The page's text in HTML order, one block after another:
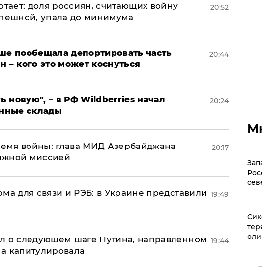
доля россиян, считающих войну
упала до минимума
20:52
пообещала депортировать часть
– кого это может коснуться
20:44
новую", – в РФ Wildberries начал
склады
20:24
войны: глава МИД Азербайджана
миссией
20:17
для связи и РЭБ: в Украине представили 19:49
о следующем шаге Путина, направленном
капитулировала
19:44